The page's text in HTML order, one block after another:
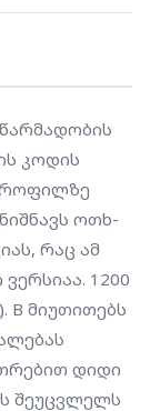
წარმადობის
კოდის
ოთხ-
რაც ამ
1200
B მიუთითებს
დიდი
შეუცვლელს